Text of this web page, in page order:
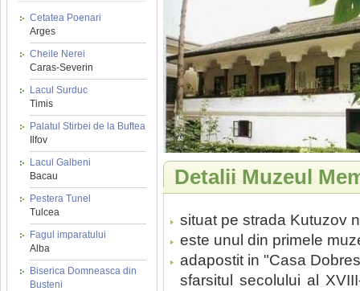
Cetatea Poenari
Arges
Cheile Nerei
Caras-Severin
Lacul Surduc
Timis
Palatul Stirbei de la Buftea
Ilfov
Lacul Galbeni
Bacau
Pestera Tunel
Tulcea
Fagul imparatului
Alba
Biserica Domneasca din
Busteni
Detalii Muzeul
situat pe strada Kutuzov
este unul din primele
adapostit in "Casa
sfarsitul secolului al